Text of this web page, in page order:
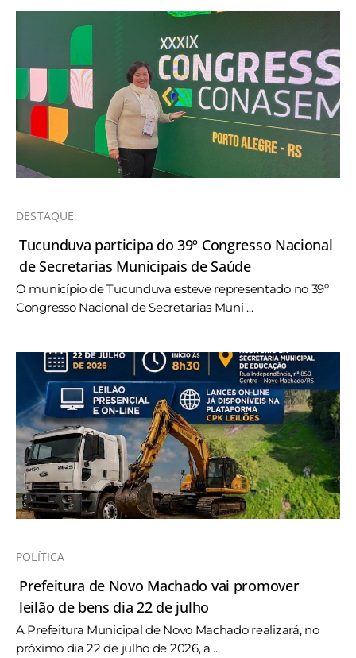
DESTAQUE
Tucunduva participa do 39º Congresso Nacional
de Secretarias Municipais de Saúde
O município de Tucunduva esteve representado no 39º
Congresso Nacional de Secretarias Muni ...
POLÍTICA
Prefeitura de Novo Machado vai promover
leilão de bens dia 22 de julho
A Prefeitura Municipal de Novo Machado realizará, no
próximo dia 22 de julho de 2026, a ...